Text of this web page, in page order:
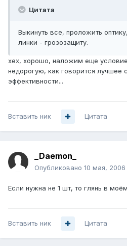
Цитата
Выкинуть все, проложить
линки - грозозащиту.
хех, хорошо, наложим еще
недорогую, как говорится лучшее
эффективности...
Вставить ник Цитата
_Daemon_
Опубликовано 10 мая, 2006
Если нужна не 1 шт, то глянь в
Вставить ник Цитата